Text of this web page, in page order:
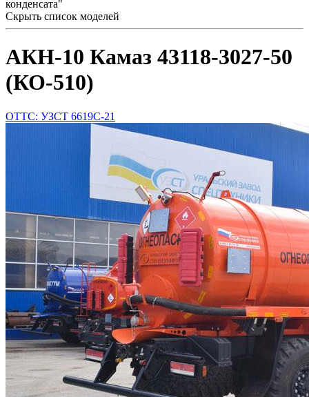
конденсата"
Скрыть список моделей
АКН-10 Камаз 43118-3027-50
(КО-510)
ОТТС: УЗСТ 6619С-21